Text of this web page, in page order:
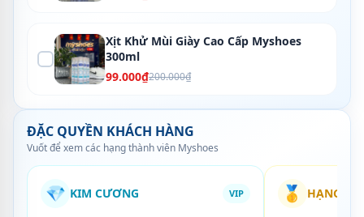
Xịt Khử Mùi Giày Cao Cấp Myshoes
300ml
99.000₫200.000₫
ĐẶC QUYỀN KHÁCH HÀNG
Vuốt để xem các hạng thành viên Myshoes
💎 KIM CƯƠNG VIP 🥇 HẠNG